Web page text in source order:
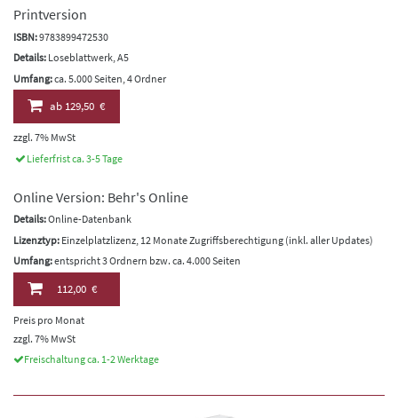
Printversion
ISBN:9783899472530
Details: Loseblattwerk, A5
Umfang:ca. 5.000 Seiten, 4 Ordner
ab129,50 €
zzgl. 7% MwSt
Lieferfrist ca. 3-5 Tage
Online Version: Behr's Online
Details:Online-Datenbank
Lizenztyp: Einzelplatzlizenz, 12 Monate Zugriffsberechtigung (inkl. aller Updates)
Umfang:entspricht 3 Ordnern bzw. ca. 4.000 Seiten
112,00 €
Preis pro Monat
zzgl. 7% MwSt
Freischaltung ca. 1-2 Werktage